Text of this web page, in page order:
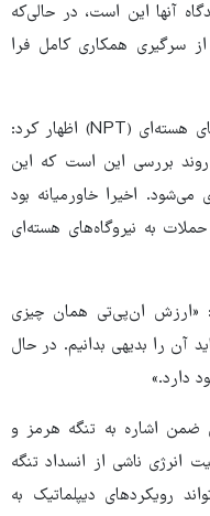
آنها این است، در حالی‌که
سرگیری همکاری کامل فرا
او با اشاره به پیمان منع گسترش سلاح‌های هسته‌ای (NPT) اظهار کرد:
بررسی این است که این
اخیرا خاورمیانه بود
به نیروگاه‌های هسته‌ای
«ارزش ان‌پی‌تی همان چیزی
آن را بدیهی بدانیم. در حال
دارد.»
ضمن اشاره به تنگه هرمز و
انرژی ناشی از انسداد تنگه
رویکردهای دیپلماتیک به